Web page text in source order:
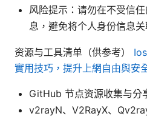
风险提示：请勿在不受信
息，避免将个人身份信息
资源与工具清单（供参考）
實用技巧，提升上網自由與安
GitHub 节点资源收集与分
v2rayN、V2RayX、